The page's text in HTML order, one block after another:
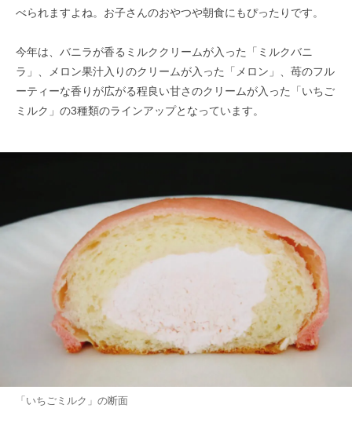
べられますよね。お子さんのおやつや朝食にもぴったりです。
今年は、バニラが香るミルククリームが入った「ミルクバニ
ラ」、メロン果汁入りのクリームが入った「メロン」、苺のフル
ーティーな香りが広がる程良い甘さのクリームが入った「いちご
ミルク」の3種類のラインアップとなっています。
「いちごミルク」の断面